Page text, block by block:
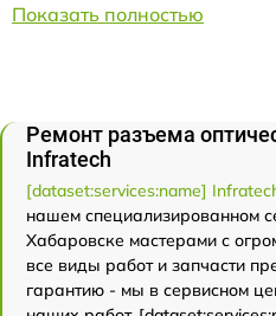
Показать полностью
Ремонт разъема
Infratech
[dataset:services:name]
нашем специализированном
Хабаровске мастерами с
все виды работ и запчасти
гарантию - мы в сервисном